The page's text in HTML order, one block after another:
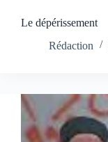
Le dépérissement
Rédaction